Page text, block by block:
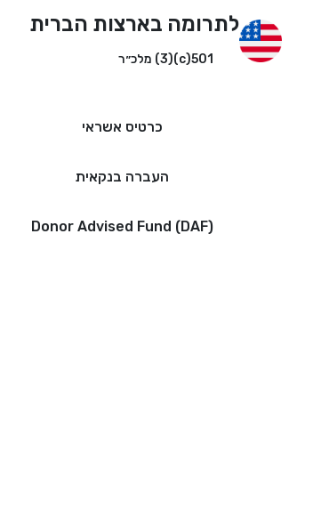
לתרומה בארצות הברית
501(c)(3) מלכ״ר
כרטיס אשראי
העברה בנקאית
Donor Advised Fund (DAF)